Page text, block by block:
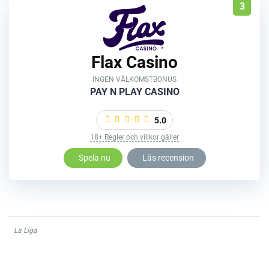
3
Flax Casino
INGEN VÄLKOMSTBONUS
PAY N PLAY CASINO
5.0
18+ Regler och villkor gäller
Spela nu Läs recension
La Liga